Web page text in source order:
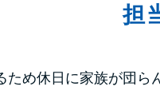
担
ため休日に家族が団